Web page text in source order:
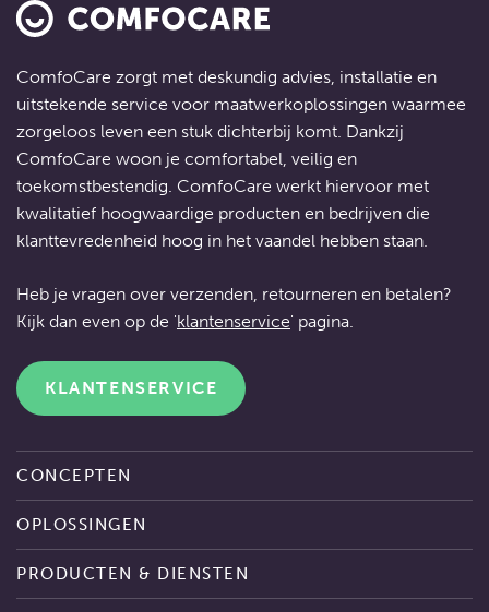
ComfoCare zorgt met deskundig advies, installatie en
uitstekende service voor maatwerkoplossingen waarmee
zorgeloos leven een stuk dichterbij komt. Dankzij
ComfoCare woon je comfortabel, veilig en
toekomstbestendig. ComfoCare werkt hiervoor met
kwalitatief hoogwaardige producten en bedrijven die
klanttevredenheid hoog in het vaandel hebben staan.
Heb je vragen over verzenden, retourneren en betalen?
Kijk dan even op de 'klantenservice' pagina.
KLANTENSERVICE
CONCEPTEN
OPLOSSINGEN
PRODUCTEN & DIENSTEN